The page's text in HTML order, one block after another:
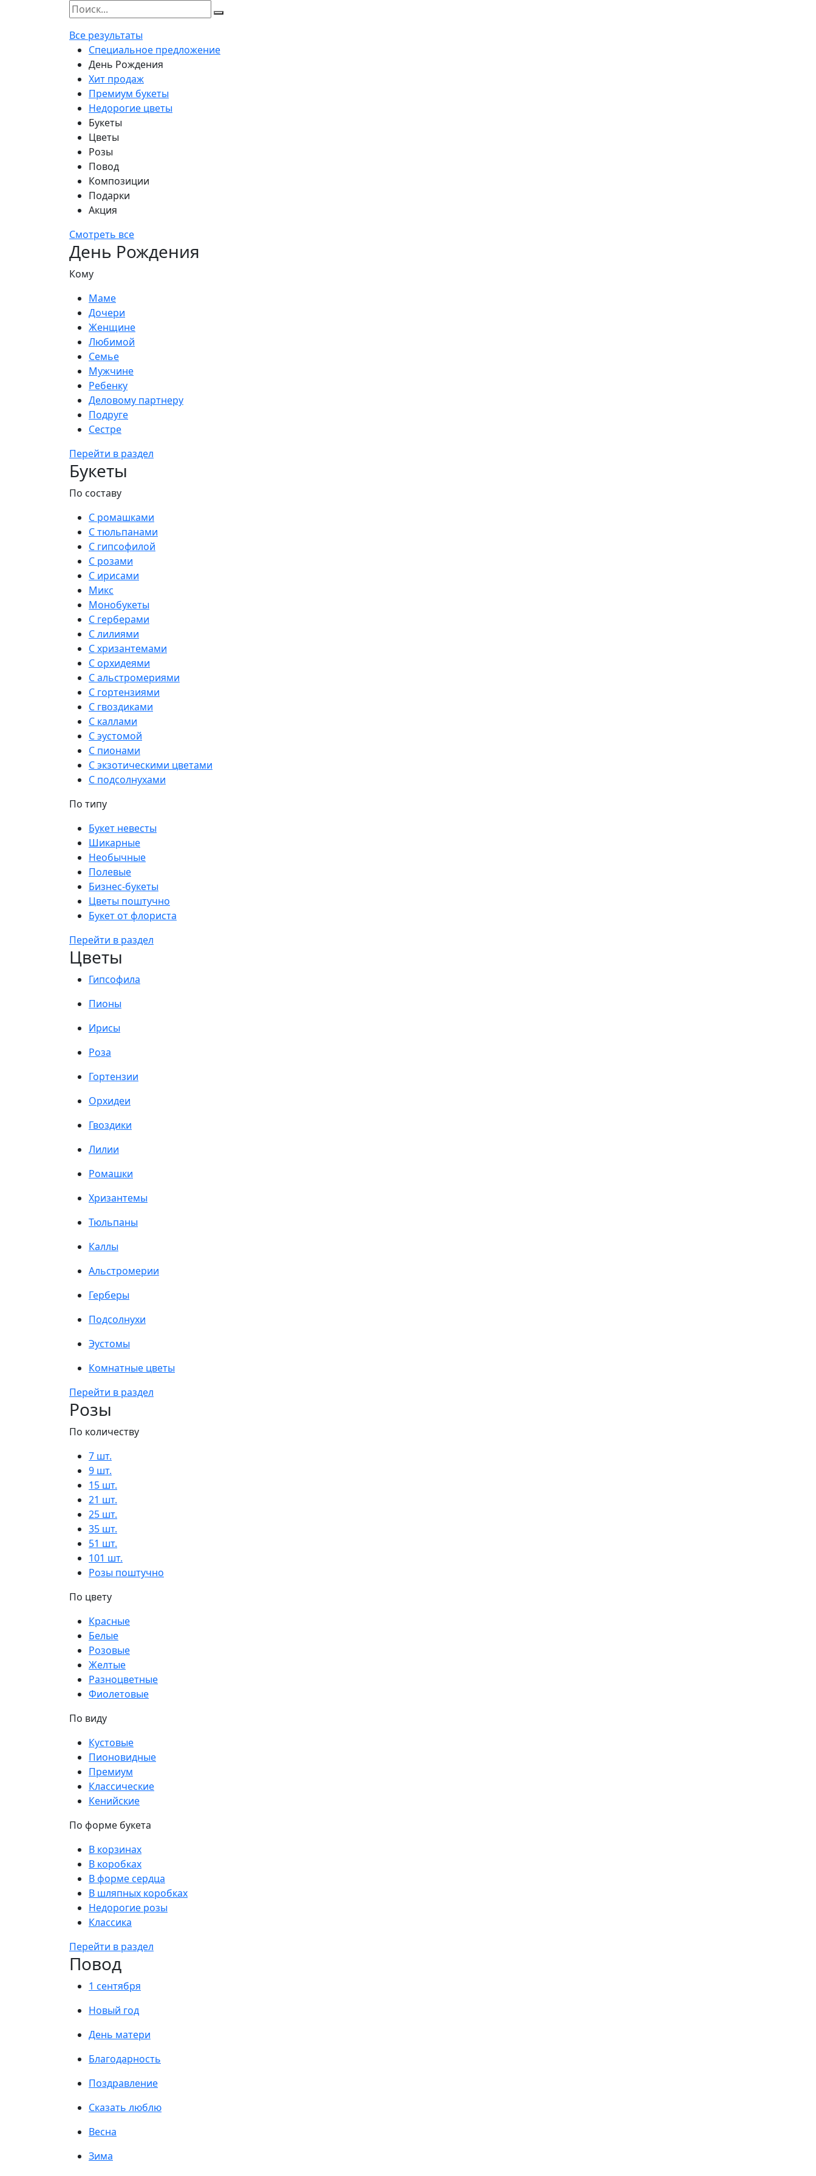
Все результаты
Специальное предложение
День Рождения
Хит продаж
Премиум букеты
Недорогие цветы
Букеты
Цветы
Розы
Повод
Композиции
Подарки
Акция
Смотреть все
День Рождения
Кому
Маме
Дочери
Женщине
Любимой
Семье
Мужчине
Ребенку
Деловому партнеру
Подруге
Сестре
Перейти в раздел
Букеты
По составу
С ромашками
С тюльпанами
С гипсофилой
С розами
С ирисами
Микс
Монобукеты
С герберами
С лилиями
С хризантемами
С орхидеями
С альстромериями
С гортензиями
С гвоздиками
С каллами
С эустомой
С пионами
С экзотическими цветами
С подсолнухами
По типу
Букет невесты
Шикарные
Необычные
Полевые
Бизнес-букеты
Цветы поштучно
Букет от флориста
Перейти в раздел
Цветы
Гипсофила
Пионы
Ирисы
Роза
Гортензии
Орхидеи
Гвоздики
Лилии
Ромашки
Хризантемы
Тюльпаны
Каллы
Альстромерии
Герберы
Подсолнухи
Эустомы
Комнатные цветы
Перейти в раздел
Розы
По количеству
7 шт.
9 шт.
15 шт.
21 шт.
25 шт.
35 шт.
51 шт.
101 шт.
Розы поштучно
По цвету
Красные
Белые
Розовые
Желтые
Разноцветные
Фиолетовые
По виду
Кустовые
Пионовидные
Премиум
Классические
Кенийские
По форме букета
В корзинах
В коробках
В форме сердца
В шляпных коробках
Недорогие розы
Классика
Перейти в раздел
Повод
1 сентября
Новый год
День матери
Благодарность
Поздравление
Сказать люблю
Весна
Зима